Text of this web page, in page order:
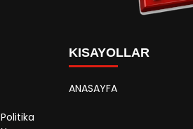
Politika
KISAYOLLAR
ANASAYFA